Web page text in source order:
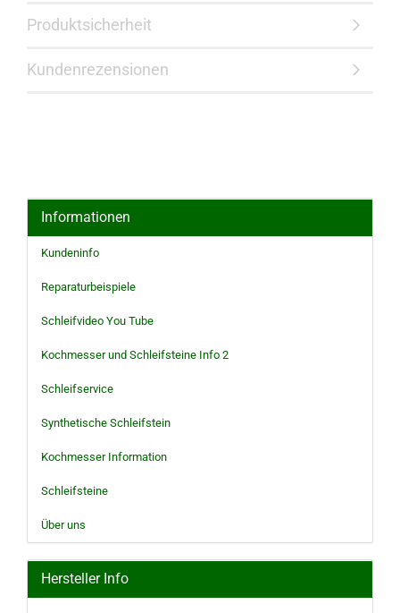
Produktsicherheit
Kundenrezensionen
Informationen
Kundeninfo
Reparaturbeispiele
Schleifvideo You Tube
Kochmesser und Schleifsteine Info 2
Schleifservice
Synthetische Schleifstein
Kochmesser Information
Schleifsteine
Über uns
Hersteller Info